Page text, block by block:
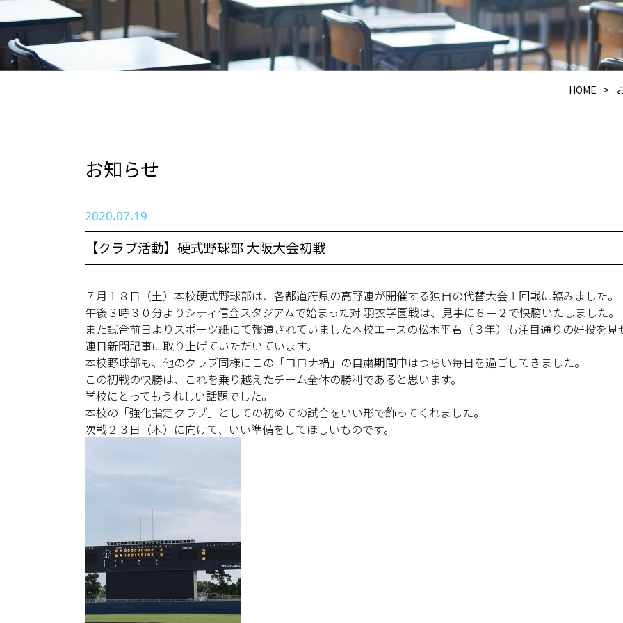
HOME >
お知らせ
2020.07.19
【クラブ活動】硬式野球部 大阪大会初戦
７月１８日（土）本校硬式野球部は、各都道府県の高野連が開催する独自の代替大会１回戦に臨みました。
午後３時３０分よりシティ信金スタジアムで始まった対 羽衣学園戦は、見事に６－２で快勝いたしました。
また試合前日よりスポーツ紙にて報道されていました本校エースの松木平君（３年）も注目通りの好投を見
連日新聞記事に取り上げていただいています。
本校野球部も、他のクラブ同様にこの「コロナ禍」の自粛期間中はつらい毎日を過ごしてきました。
この初戦の快勝は、これを乗り越えたチーム全体の勝利であると思います。
学校にとってもうれしい話題でした。
本校の「強化指定クラブ」としての初めての試合をいい形で飾ってくれました。
次戦２３日（木）に向けて、いい準備をしてほしいものです。